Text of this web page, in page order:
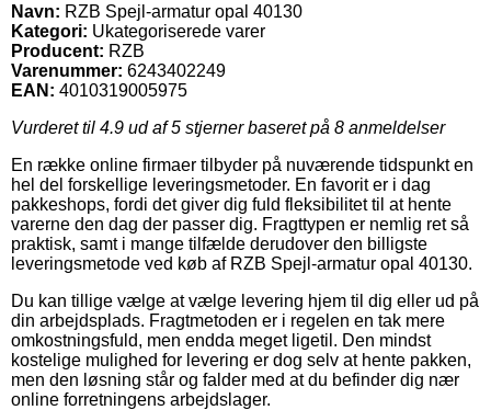
Navn: RZB Spejl-armatur opal 40130
Kategori: Ukategoriserede varer
Producent: RZB
Varenummer: 6243402249
EAN: 4010319005975
Vurderet til 4.9 ud af 5 stjerner baseret på 8 anmeldelser
En række online firmaer tilbyder på nuværende tidspunkt en
hel del forskellige leveringsmetoder. En favorit er i dag
pakkeshops, fordi det giver dig fuld fleksibilitet til at hente
varerne den dag der passer dig. Fragttypen er nemlig ret så
praktisk, samt i mange tilfælde derudover den billigste
leveringsmetode ved køb af RZB Spejl-armatur opal 40130.
Du kan tillige vælge at vælge levering hjem til dig eller ud på
din arbejdsplads. Fragtmetoden er i regelen en tak mere
omkostningsfuld, men endda meget ligetil. Den mindst
kostelige mulighed for levering er dog selv at hente pakken,
men den løsning står og falder med at du befinder dig nær
online forretningens arbejdslager.